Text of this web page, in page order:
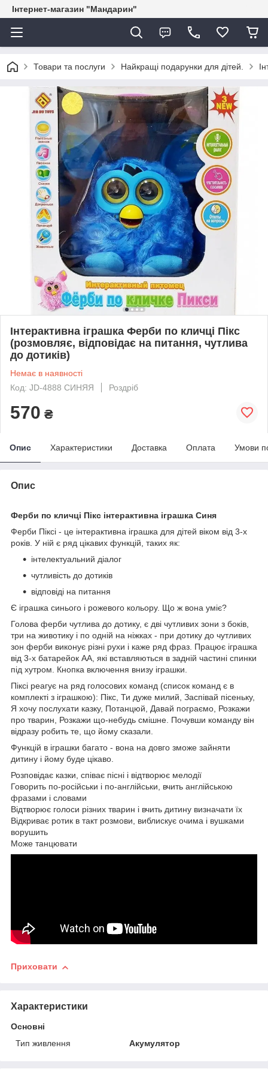
Інтернет-магазин "Мандарин"
Товари та послуги Найкращі подарунки для дітей.
Інтерактивна іграшка Ферби по кличці Пікс
(розмовляє, відповідає на питання, чутлива
до дотиків)
Немає в наявності
Код: JD-4888 СИНЯЯ
Роздріб
570 ₴
Опис Характеристики Доставка Оплата Умови
Опис
Ферби по кличці Пікс інтерактивна іграшка Синя
Ферби Піксі - це інтерактивна іграшка для дітей віком від 3-х
років. У ній є ряд цікавих функцій, таких як:
інтелектуальний діалог
чутливість до дотиків
відповіді на питання
Є іграшка синього і рожевого кольору. Що ж вона уміє?
Голова ферби чутлива до дотику, є дві чутливих зони з боків,
три на животику і по одній на ніжках - при дотику до чутливих
зон ферби виконує різні рухи і каже ряд фраз. Працює іграшка
від 3-х батарейок АА, які вставляються в задній частині спинки
під хутром. Кнопка включення внизу іграшки.
Піксі реагує на ряд голосових команд (список команд є в
комплекті з іграшкою): Пікс, Ти дуже милий, Заспівай пісеньку,
Я хочу послухати казку, Потанцюй, Давай пограємо, Розкажи
про тварин, Розкажи що-небудь смішне. Почувши команду він
відразу робить те, що йому сказали.
Функцій в іграшки багато - вона на довго зможе зайняти
дитину і йому буде цікаво.
Розповідає казки, співає пісні і відтворює мелодії
Говорить по-російськи і по-англійськи, вчить англійською
фразами і словами
Відтворює голоси різних тварин і вчить дитину визначати їх
Відкриває ротик в такт розмови, виблискує очима і вушками
ворушить
Може танцювати
Приховати
Характеристики
Основні
Тип живлення
Акумулятор